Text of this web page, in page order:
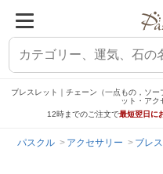
ブレスレット｜チェーン（一点もの，ソ
ット・アク
12時までのご注文で最短翌日に
パスクル アクセサリー ブレ